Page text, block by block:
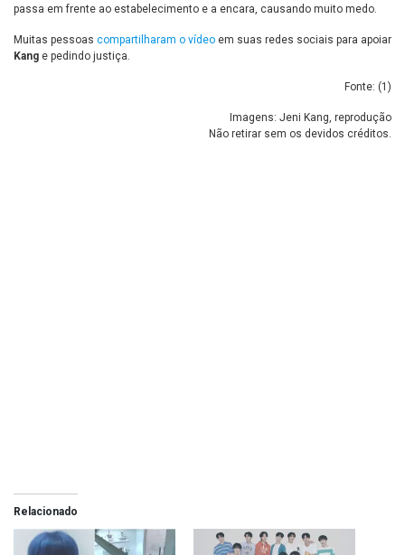
passa em frente ao estabelecimento e a encara, causando muito medo.
Muitas pessoas compartilharam o vídeo em suas redes sociais para apoiar
Kang e pedindo justiça.
Fonte: (1 )
Imagens: Jeni Kang, reprodução
Não retirar sem os devidos créditos.
Relacionado